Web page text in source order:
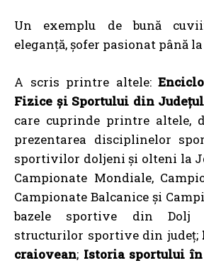
Un exemplu de bună
eleganță, șofer pasionat până
A scris printre altele:
Fizice şi Sportului din
care cuprinde printre altele,
prezentarea disciplinelor
sportivilor doljeni şi olteni la
Campionate Mondiale,
Campionate Balcanice şi
bazele sportive din Dolj
structurilor sportive din judeţ;
craiovean; Istoria sportului